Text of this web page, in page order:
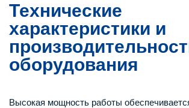
Технические
характеристики и
оборудования
Высокая мощность работы